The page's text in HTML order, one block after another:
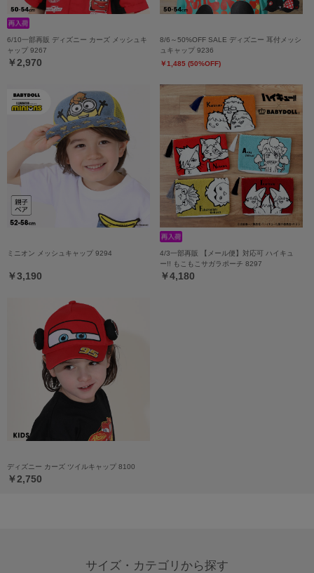
6/10一部再販 ディズニー カーズ メッシュキ
ャップ 9267
￥2,970
8/6～50%OFF SALE ディズニー 耳付メッシ
ュキャップ 9236
￥1,485 (50%OFF)
ミニオン メッシュキャップ 9294
￥3,190
4/3一部再販 【メール便】対応可 ハイキュ
ー!! もこもこサガラポーチ 8297
￥4,180
ディズニー カーズ ツイルキャップ 8100
￥2,750
サイズ・カテゴリから探す